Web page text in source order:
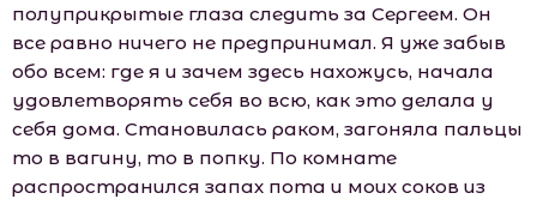
полуприкрытые глаза следить за Сергеем. Он
все равно ничего не предпринимал. Я уже забыв
обо всем: где я и зачем здесь нахожусь, начала
удовлетворять себя во всю, как это делала у
себя дома. Становилась раком, загоняла пальцы
то в вагину, то в попку. По комнате
распространился запах пота и моих соков из